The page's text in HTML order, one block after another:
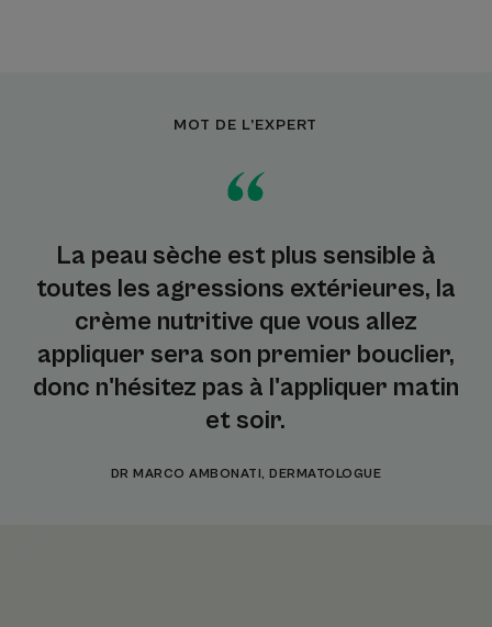
MOT DE L’EXPERT
La peau sèche est plus sensible à
toutes les agressions extérieures, la
crème nutritive que vous allez
appliquer sera son premier bouclier,
donc n'hésitez pas à l'appliquer matin
et soir.
DR MARCO AMBONATI, DERMATOLOGUE